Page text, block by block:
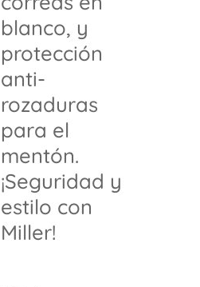
blanco, y
protección
anti-
rozaduras
para el
mentón.
¡Seguridad y
estilo con
Miller!